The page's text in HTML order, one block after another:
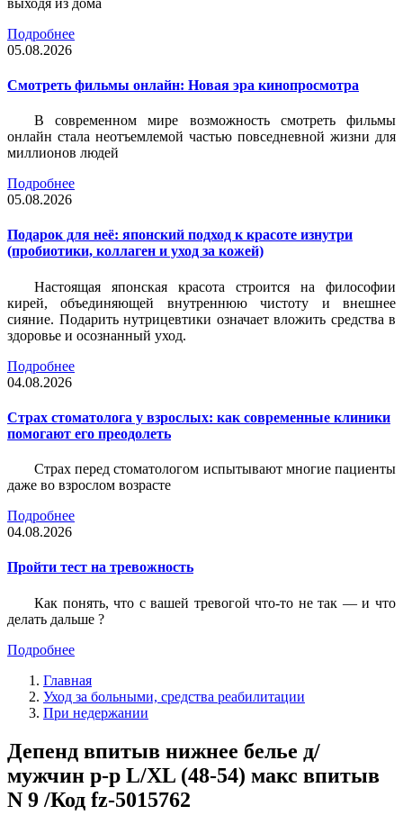
Подробнее
05.08.2026
Смотреть фильмы онлайн: Новая эра кинопросмотра
В современном мире возможность смотреть фильмы
онлайн стала неотъемлемой частью повседневной жизни для
миллионов людей
Подробнее
05.08.2026
Подарок для неё: японский подход к красоте изнутри
(пробиотики, коллаген и уход за кожей)
Настоящая японская красота строится на философии
кирей, объединяющей внутреннюю чистоту и внешнее
сияние. Подарить нутрицевтики означает вложить средства в
здоровье и осознанный уход.
Подробнее
04.08.2026
Страх стоматолога у взрослых: как современные клиники
помогают его преодолеть
Страх перед стоматологом испытывают многие пациенты
даже во взрослом возрасте
Подробнее
04.08.2026
Пройти тест на тревожность
Как понять, что с вашей тревогой что-то не так — и что
делать дальше ?
Подробнее
Главная
Уход за больными, средства реабилитации
При недержании
Депенд впитыв нижнее белье д/
мужчин р-р L/XL (48-54) макс впитыв
N 9 /Код fz-5015762